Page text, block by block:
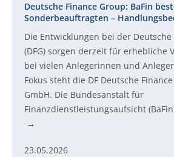
Deutsche Finance Group: BaFin
Sonderbeauftragten –
Die Entwicklungen bei der Deutsche
(DFG) sorgen derzeit für erhebliche
bei vielen Anlegerinnen und
Fokus steht die DF Deutsche
GmbH. Die Bundesanstalt für
Finanzdienstleistungsaufsicht
23.05.2026